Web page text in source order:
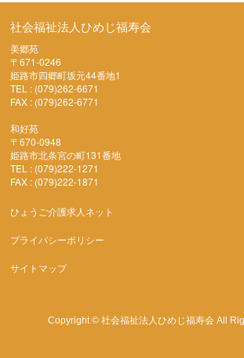
社会福祉法人ひめじ福寿会
美郷苑
〒671-0246
姫路市四郷町坂元44番地1
TEL : (079)262-6671
FAX : (079)262-6771
和好苑
〒670-0948
姫路市北条宮の町131番地
TEL : (079)222-1271
FAX : (079)222-1871
ひょうご介護求人ネット
プライバシーポリシー
サイトマップ
Copyright © 社会福祉法人ひめじ福寿会All